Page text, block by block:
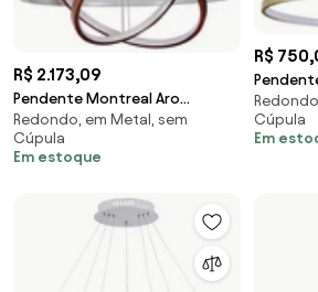
R$ 2.173,09
Pendente Montreal Aro
Ø60X2Cm / Ø50X2Cm /
Ø40X2Cm Led 89W 3000K
Bivolt... (Cobre)
Redondo, em Metal, sem
Cúpula
Em estoque
R$
Bivolt /
Cúpula
Em